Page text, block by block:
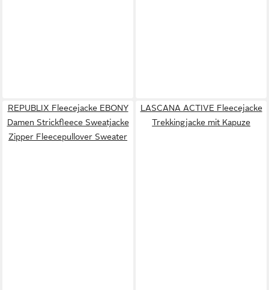
REPUBLIX Fleecejacke EBONY
Damen Strickfleece Sweatjacke
Zipper Fleecepullover Sweater
LASCANA ACTIVE Fleecejacke
Trekkingjacke mit Kapuze